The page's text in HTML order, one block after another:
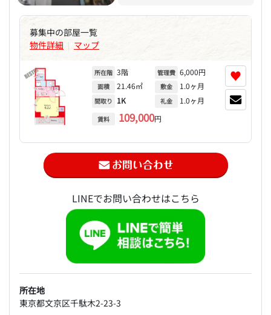
募集中の部屋一覧
物件詳細 | マップ
所在階 3階
面積 21.46㎡
間取り 1K
賃料 109,000円
管理費 6,000円
敷金 1.0ヶ月
礼金 1.0ヶ月
♥
LINEでお問い合わせはこちら
所在地
東京都文京区千駄木2-23-3